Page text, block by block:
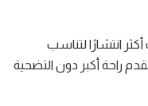
انتشارًا لتناسب
راحة أكبر دون التضحية